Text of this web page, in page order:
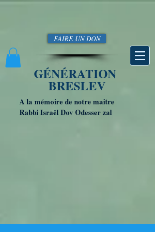
FAIRE UN DON
GÉNÉRATION
BRESLEV
A la mémoire de notre maitre
Rabbi Israël Dov Odesser zal